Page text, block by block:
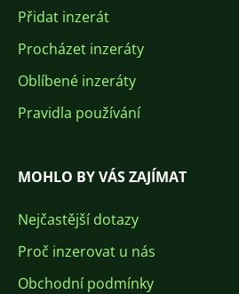
Přidat inzerát
Procházet inzeráty
Oblíbené inzeráty
Pravidla používání
MOHLO BY VÁS ZAJÍMAT
Nejčastější dotazy
Proč inzerovat u nás
Obchodní podmínky